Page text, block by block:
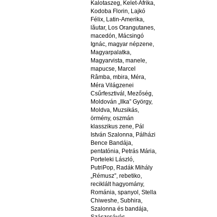
Kalotaszeg, Kelet-Afrika,
Kodoba Florin, Lajkó
Félix, Latin-Amerika,
lăutar, Los Orangutanes,
macedón, Mácsingó
Ignác, magyar népzene,
Magyarpalatka,
Magyarvista, manele,
mapucse, Marcel
Râmba, mbira, Méra,
Méra Világzenei
Csűrfesztivál , Mezőség,
Moldován „Ilka” György,
Moldva, Muzsikás,
örmény, oszmán
klasszikus zene, Pál
István Szalonna, Pálházi
Bence Bandája,
pentatónia, Petrás Mária,
Porteleki László,
PutriPop, Radák Mihály
„Rémusz”, rebetiko,
reciklált hagyomány,
Románia, spanyol , Stella
Chiweshe, Subhira,
Szalonna és bandája,